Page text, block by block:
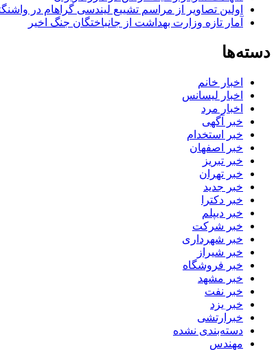
اولین تصاویر از مراسم تشییع لیندسی گراهام در
آمار تازه وزارت بهداشت از جانباختگان جنگ اخیر
دسته‌ها
اخبار خانم
اخبار لیسانس
اخبار مرد
خبر آگهی
خبر استخدام
خبر اصفهان
خبر تبریز
خبر تهران
خبر جدید
خبر دکترا
خبر دیپلم
خبر شرکت
خبر شهرداری
خبر شیراز
خبر فروشگاه
خبر مشهد
خبر نفت
خبر یزد
خبرارتشی
دسته‌بندی نشده
مهندس